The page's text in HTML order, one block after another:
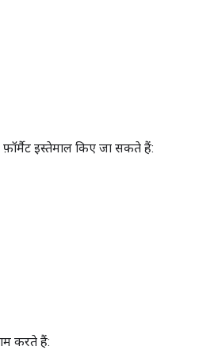
इस्तेमाल किए जा सकते हैं:
करते हैं: